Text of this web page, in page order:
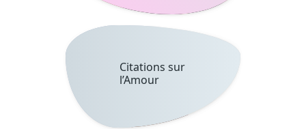
Citations sur
l’Amour